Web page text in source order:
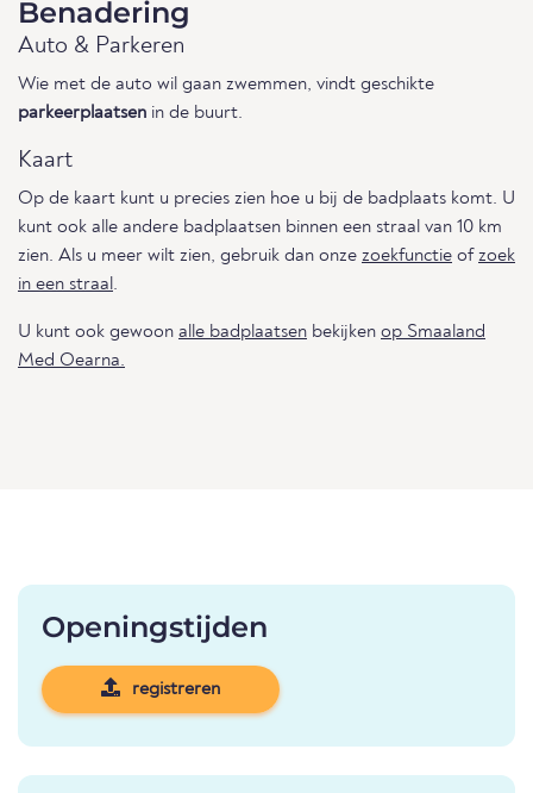
Benadering
Auto & Parkeren
Wie met de auto wil gaan zwemmen, vindt geschikte
parkeerplaatsen in de buurt.
Kaart
Op de kaart kunt u precies zien hoe u bij de badplaats komt. U
kunt ook alle andere badplaatsen binnen een straal van 10 km
zien. Als u meer wilt zien, gebruik dan onze zoekfunctie ofzoek
in een straal.
U kunt ook gewoon alle badplaatsen bekijken op Smaaland
Med Oearna.
Openingstijden
registreren